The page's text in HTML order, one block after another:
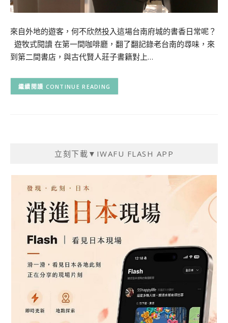
來自外地的遊客，何不欣然投入這場台南府城的書香日常呢？
遊牧式閱讀 在第一間咖啡廳，翻了翻記錄老台南的尋味，來
到第二間書店，與古代賢人莊子書籍對上…
CONTINUE READING
立刻下載▼IWAFU FLASH APP